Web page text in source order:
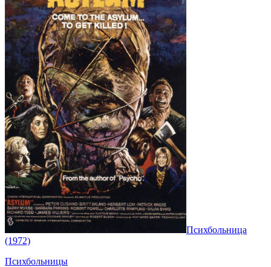
Психбольница
(1972)
Психбольницы